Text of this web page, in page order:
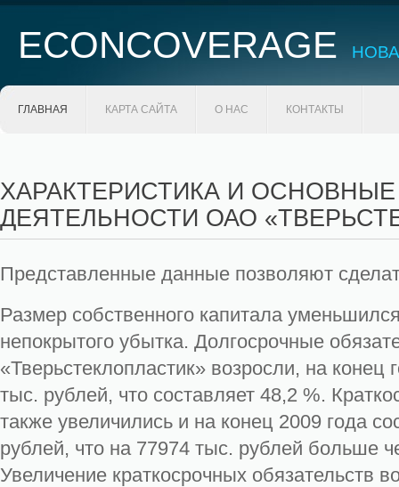
ECONCOVERAGE
ГЛАВНАЯ КАРТА САЙТА О НАС КОНТАКТЫ
ХАРАКТЕРИСТИКА И ОСНОВНЫЕ
ДЕЯТЕЛЬНОСТИ ОАО
Представленные данные позволяют
Размер собственного капитала
непокрытого убытка. Долгосрочные
«Тверьстеклопластик» возросли, на
тыс. рублей, что составляет 48,2 %.
также увеличились и на конец 2009 года
рублей, что на 77974 тыс. рублей больше
Увеличение краткосрочных обязательств